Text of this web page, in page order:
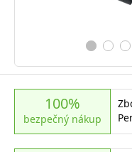
100%
bezpečný nákup